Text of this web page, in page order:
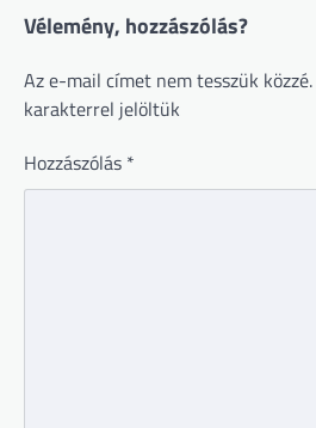
Vélemény, hozzászólás?
Az e-mail címet nem tesszük közzé.
karakterrel jelöltük
Hozzászólás *